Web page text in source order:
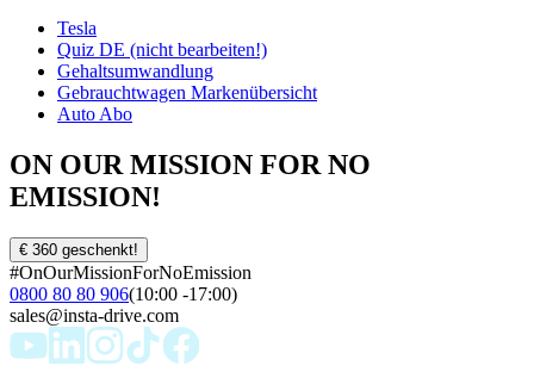
Tesla
Quiz DE (nicht bearbeiten!)
Gehaltsumwandlung
Gebrauchtwagen Markenübersicht
Auto Abo
ON OUR MISSION FOR NO
EMISSION!
€ 360 geschenkt!
#OnOurMissionForNoEmission
0800 80 80 906(10:00 -17:00)
sales@insta-drive.com